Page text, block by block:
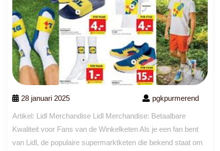
28 januari 2025 pgkpurmerend
Artikel: Lidl Merchandise Lidl Merchandise: Betaalbare
Kwaliteit voor Fans van de Winkelketen Als je een fan bent
van Lidl, de populaire supermarktketen die bekend staat om